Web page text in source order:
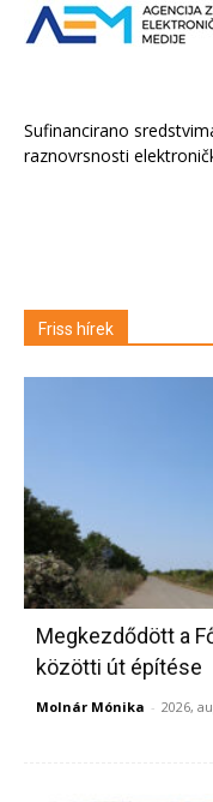
Sufinancirano
raznovrsnosti
Friss hírek
Megkezdődött a
közötti út építése
Molnár Mónika - 2026,